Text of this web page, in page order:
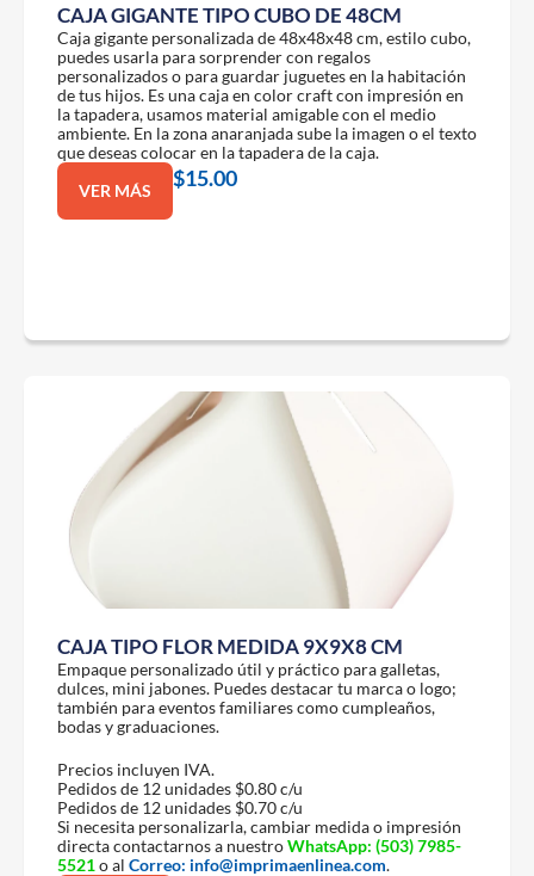
CAJA GIGANTE TIPO CUBO DE 48CM
Caja gigante personalizada de 48x48x48 cm, estilo cubo,
puedes usarla para sorprender con regalos
personalizados o para guardar juguetes en la habitación
de tus hijos. Es una caja en color craft con impresión en
la tapadera, usamos material amigable con el medio
ambiente. En la zona anaranjada sube la imagen o el texto
que deseas colocar en la tapadera de la caja.
VER MÁS
$15.00
CAJA TIPO FLOR MEDIDA 9X9X8 CM
Empaque personalizado útil y práctico para galletas,
dulces, mini jabones. Puedes destacar tu marca o logo;
también para eventos familiares como cumpleaños,
bodas y graduaciones.
Precios incluyen IVA.
Pedidos de 12 unidades $0.80 c/u
Pedidos de 12 unidades $0.70 c/u
Si necesita personalizarla, cambiar medida o impresión
directa contactarnos a nuestroWhatsApp: (503) 7985-
5521o al Correo: info@imprimaenlinea.com.